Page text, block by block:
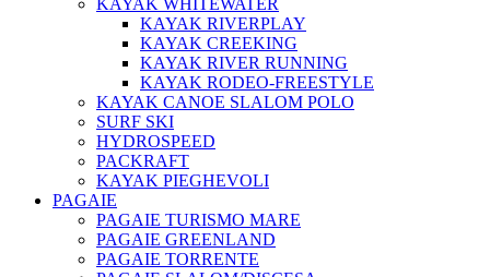
KAYAK WHITEWATER
KAYAK RIVERPLAY
KAYAK CREEKING
KAYAK RIVER RUNNING
KAYAK RODEO-FREESTYLE
KAYAK CANOE SLALOM POLO
SURF SKI
HYDROSPEED
PACKRAFT
KAYAK PIEGHEVOLI
PAGAIE
PAGAIE TURISMO MARE
PAGAIE GREENLAND
PAGAIE TORRENTE